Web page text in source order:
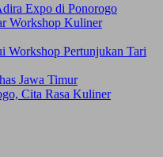
Expo di Ponorogo
Workshop Kuliner
Workshop Pertunjukan Tari
Jawa Timur
Cita Rasa Kuliner